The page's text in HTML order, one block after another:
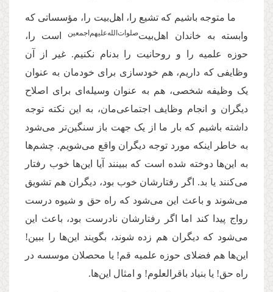
ما متوجه باشیم که تشیع را، اهل‌بیت را، مؤسساتی که
وابسته به خاندان اهل‌بیت‌صلوات‌‌الله‌‌عليهم‌‌اجمعين
است را،
حوزه‌ علمیه را و روحانیت را بدنام نکنیم. غیر از آن
وظایفی که داریم، هم خودسازی برای خودمان به عنوان
یک وظیفه‌ شخصی، هم به عنوان وسیله‌ای برای اصلاح
دیگران و انجام وظایف اجتماعی‌مان، به این نکته توجه
داشته باشیم که بار ما از یک جهت باز سنگین‌تر می‌شود
به خاطر اینکه مورد توجه دیگران واقع می‌شویم. چشم‌ها
به این‌ها دوخته شده است که ببینند آیا این‌ها خوب رفتار
می‌کنند یا بد. اگر رفتارشان خوب بود، دیگران هم تشویق
می‌شوند و باعث این می‌شود که راه حق و شیوه‌ درست
رواج پیدا کند اما اگر رفتارشان نادرست بود، باعث این
می‌شود که دیگران هم زده شوند، بگویند این‌ها را ببین!
این‌ها هم فضلای حوزه‌ علمیه قم! یا محصلان موسسه در
راه حق! یا بنیاد باقرالعلوم! و امثال این‌ها.